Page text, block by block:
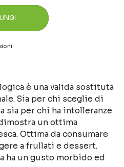
è una valida sostituta
Sia per chi sceglie di
sia per chi ha intolleranze
un ottima
Ottima da consumare
a frullati e dessert.
ha un gusto morbido ed